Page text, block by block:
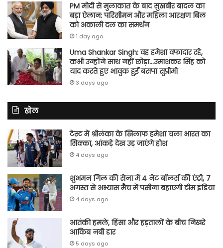
PM मोदी से मुलाकात के बाद सुखबीर बादल का
बड़ा ऐलान: परिसीमन और महिला आरक्षण बिल
को अकाली दल का समर्थन
1 day ago
Uma Shankar Singh: वह हमेशा वफादार रहे,
कभी उन्होंने साथ नहीं छोड़ा…उमाशंकर सिंह को
याद करते हुए भावुक हुईं बसपा सुप्रीमो
3 days ago
खेल
टेस्ट में श्रीलंका के खिलाफ हमेशा चला भारत का
सिक्का, आंकड़े देख उड़ जाएंगे होश
4 days ago
शुभमन गिल की सेना में 4 नेट बॉलर्स की एंट्री, 7
अगस्त से अभ्यास मैच में पसीना बहाएगी टीम इंडिया
4 days ago
आतंकी हमले, हिंसा और हड़तालों के बीच निखरे
आकिब नबी डार
5 days ago